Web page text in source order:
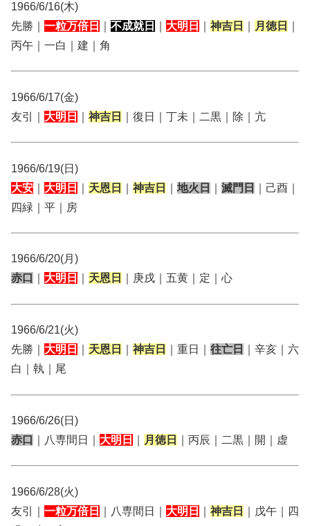
1966/6/16(木)
先勝｜ 一粒万倍日 不成就日 大明日 神吉日 月徳日
丙午｜一白｜建｜角
1966/6/17(金)
友引｜ 大明日 神吉日 ｜復日｜丁未｜二黒｜除｜亢
1966/6/19(日)
大安
大明日 天恩日 神吉日 地火日 滅門日
｜己酉｜
四緑｜平｜房
1966/6/20(月)
赤口
大明日 天恩日 ｜庚戌｜五黄｜定｜心
1966/6/21(火)
先勝｜ 大明日 天恩日 神吉日 ｜重日｜ 往亡日
｜辛亥｜六
白｜執｜尾
1966/6/26(日)
赤口
｜八専間日｜ 大明日 月徳日 ｜丙辰｜二黒｜開｜虚
1966/6/28(火)
友引｜ 一粒万倍日 ｜八専間日｜ 大明日 神吉日
｜戊午｜四